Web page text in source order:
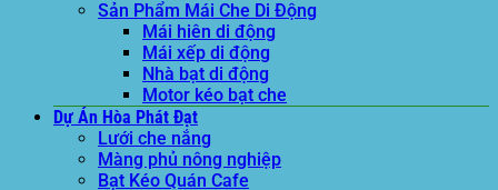
Sản Phẩm Mái Che Di Động
Mái hiên di động
Mái xếp di động
Nhà bạt di động
Motor kéo bạt che
Dự Án Hòa Phát Đạt
Lưới che nắng
Màng phủ nông nghiệp
Bạt Kéo Quán Cafe